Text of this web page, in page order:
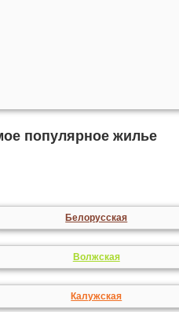
популярное жилье
Белорусская
Волжская
Калужская